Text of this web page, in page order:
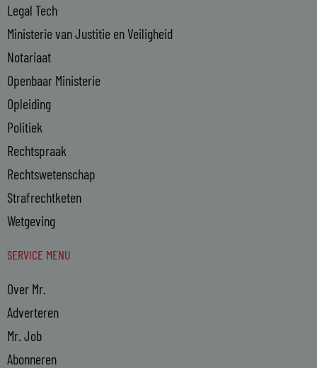
Legal Tech
Ministerie van Justitie en Veiligheid
Notariaat
Openbaar Ministerie
Opleiding
Politiek
Rechtspraak
Rechtswetenschap
Strafrechtketen
Wetgeving
SERVICE MENU
Over Mr.
Adverteren
Mr. Job
Abonneren